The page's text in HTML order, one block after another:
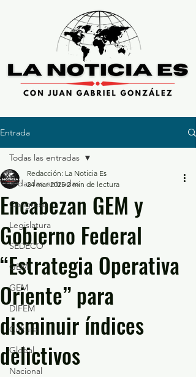
Entrada
Todas las entradas
Congreso
Legislatura
SEDECO
GEM
GEM
DIFEM
Cultura
Global
Nacional
Todas las entradas
Encabezan GEM y
Gobierno Federal
“Estrategia Operativa
Oriente” para
disminuir índices
delictivos
Redacción: La Noticia Es
24 mar 2025 2 min de lectura